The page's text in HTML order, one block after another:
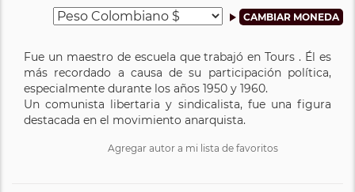
Fue un maestro de escuela que trabajó en Tours . Él es
más recordado a causa de su participación política,
especialmente durante los años 1950 y 1960.
Un comunista libertaria y sindicalista, fue una figura
destacada en el movimiento anarquista.
Agregar autor a mi lista de favoritos